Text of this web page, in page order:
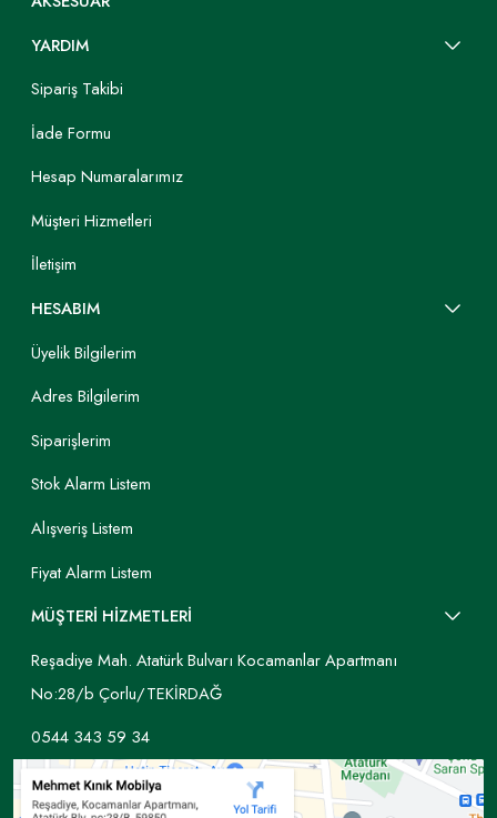
YARDIM
Sipariş Takibi
İade Formu
Hesap Numaralarımız
Müşteri Hizmetleri
İletişim
HESABIM
Üyelik Bilgilerim
Adres Bilgilerim
Siparişlerim
Stok Alarm Listem
Alışveriş Listem
Fiyat Alarm Listem
MÜŞTERİ HİZMETLERİ
Reşadiye Mah. Atatürk Bulvarı Kocamanlar Apartmanı
No:28/b Çorlu/TEKİRDAĞ
0544 343 59 34